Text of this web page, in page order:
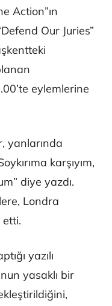
Action”ın
Our Juries”
eylemlerine
yanlarında
karşıyım,
diye yazdı.
Londra
yazılı
yasaklı bir